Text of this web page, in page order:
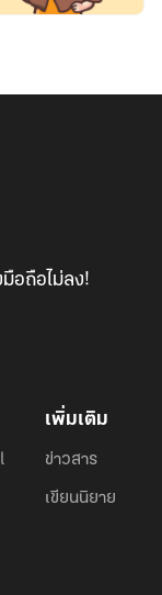
อถือไม่ลง!
เพิ่มเติม
ข่าวสาร
เขียนนิยาย